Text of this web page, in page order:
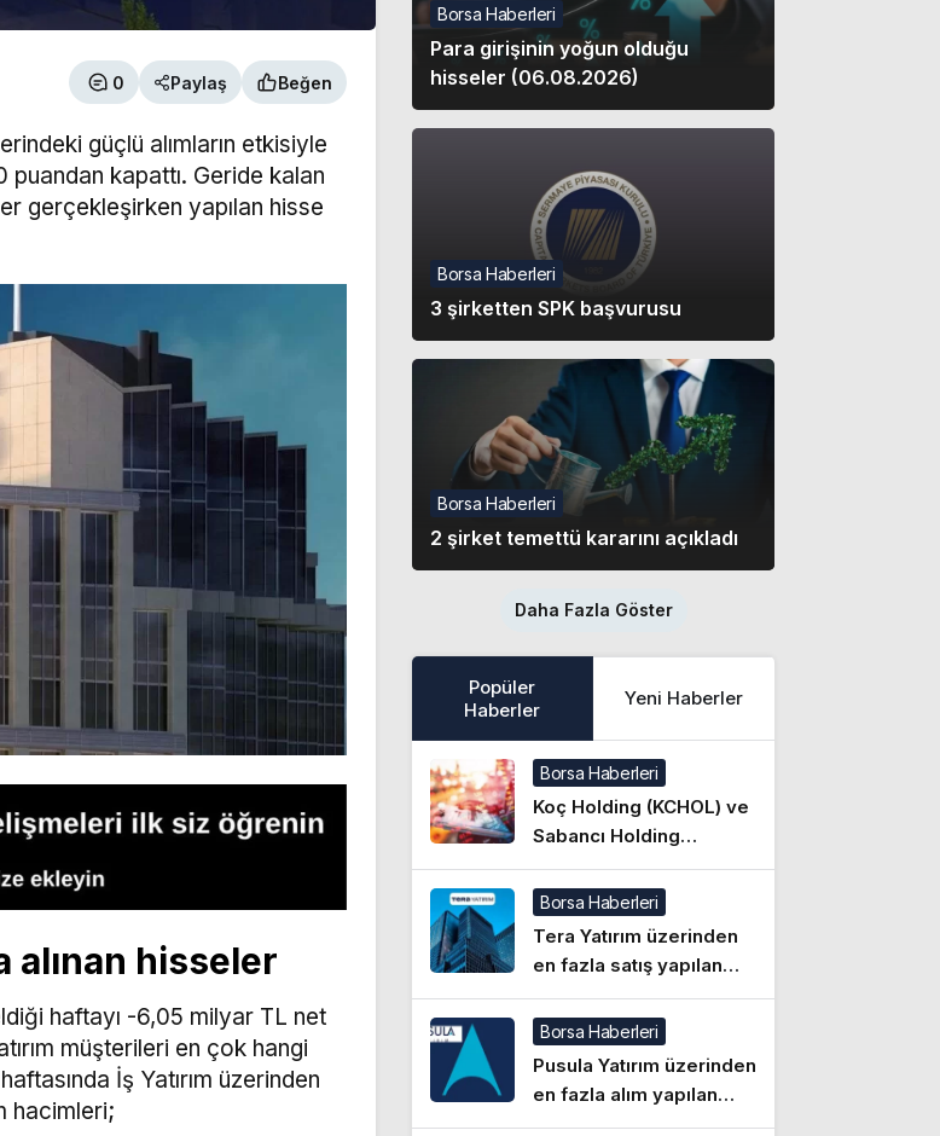
0 Paylaş Beğen
güçlü alımların etkisiyle
puandan kapattı. Geride kalan
gerçekleşirken yapılan hisse
alınan hisseler
haftayı -6,05 milyar TL net
müşterileri en çok hangi
İş Yatırım üzerinden
hacimleri;
Borsa Haberleri
Para girişinin yoğun olduğu
hisseler (06.08.2026)
Borsa Haberleri
3 şirketten SPK başvurusu
Borsa Haberleri
2 şirket temettü kararını açıkladı
Daha Fazla Göster
Popüler
Haberler
Yeni Haberler
Borsa Haberleri
Koç Holding (KCHOL) ve
Sabancı Holding
(SAHOL) hisselerinde
özel emir ile işlem
yapıldı
Borsa Haberleri
Tera Yatırım üzerinden
en fazla satış yapılan
hisseler (05.08.2026)
Borsa Haberleri
Pusula Yatırım üzerinden
en fazla alım yapılan
hisseler (05.08.2026)